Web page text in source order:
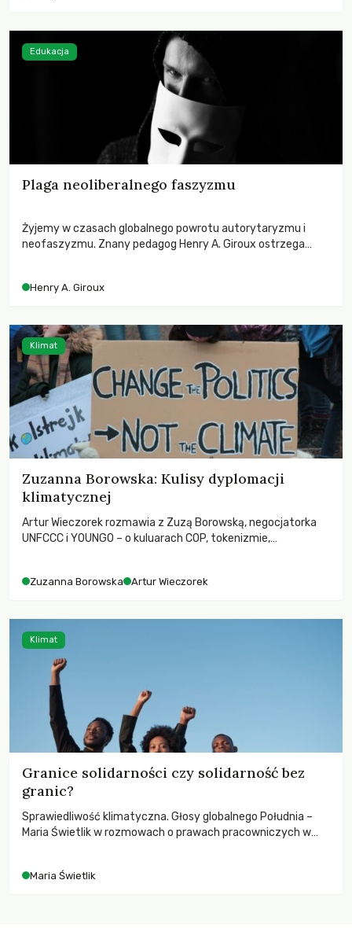
Plaga neoliberalnego faszyzmu
Żyjemy w czasach globalnego powrotu autorytaryzmu i
neofaszyzmu. Znany pedagog Henry A. Giroux ostrzega
wychowają świadomych obywateli?
Henry A. Giroux
Edukacja
Zuzanna Borowska: Kulisy dyplomacji
klimatycznej
Artur Wieczorek rozmawia z Zuzą Borowską, negocjatorka
UNFCCC i YOUNGO – o kuluarach COP, tokenizmie,
Zuzanna Borowska Artur Wieczorek
Klimat
Granice solidarności czy solidarność bez
granic?
Sprawiedliwość klimatyczna. Głosy globalnego Południa –
Maria Świetlik w rozmowach o prawach pracowniczych w
Maria Świetlik
Klimat